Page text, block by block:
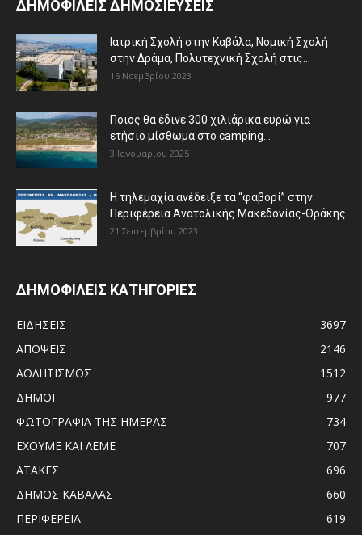
ΔΗΜΟΦΙΛΕΙΣ ΔΗΜΟΣΙΕΥΣΕΙΣ
Ιατρική Σχολή στην Καβάλα, Νομική Σχολή
στην Δράμα, Πολυτεχνική Σχολή στις...
16 Νοεμβρίου 2023
Ποιος θα έδινε 300 χιλιάρικα ευρώ για
ετήσιο μίσθωμα στο camping...
3 Ιανουαρίου 2025
Η τηλεμαχία ανέδειξε τα “φαβορί” στην
Περιφέρεια Ανατολικής Μακεδονίας-Θράκης
21 Σεπτεμβρίου 2023
ΔΗΜΟΦΙΛΕΙΣ ΚΑΤΗΓΟΡΙΕΣ
ΕΙΔΗΣΕΙΣ
3697
ΑΠΟΨΕΙΣ
2146
ΑΘΛΗΤΙΣΜΟΣ
1512
ΔΗΜΟΙ
977
ΦΩΤΟΓΡΑΦΙΑ ΤΗΣ ΗΜΕΡΑΣ
734
ΕΧΟΥΜΕ ΚΑΙ ΛΕΜΕ
707
ΑΤΑΚΕΣ
696
ΔΗΜΟΣ ΚΑΒΑΛΑΣ
660
ΠΕΡΙΦΕΡΕΙΑ
619